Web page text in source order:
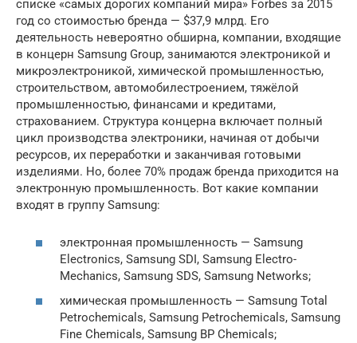
списке «самых дорогих компаний мира» Forbes за 2015
год со стоимостью бренда — $37,9 млрд. Его
деятельность невероятно обширна, компании, входящие
в концерн Samsung Group, занимаются электроникой и
микроэлектроникой, химической промышленностью,
строительством, автомобилестроением, тяжёлой
промышленностью, финансами и кредитами,
страхованием. Структура концерна включает полный
цикл производства электроники, начиная от добычи
ресурсов, их переработки и заканчивая готовыми
изделиями. Но, более 70% продаж бренда приходится на
электронную промышленность. Вот какие компании
входят в группу Samsung:
электронная промышленность — Samsung
Electronics, Samsung SDI, Samsung Electro-
Mechanics, Samsung SDS, Samsung Networks;
химическая промышленность — Samsung Total
Petrochemicals, Samsung Petrochemicals, Samsung
Fine Chemicals, Samsung BP Chemicals;